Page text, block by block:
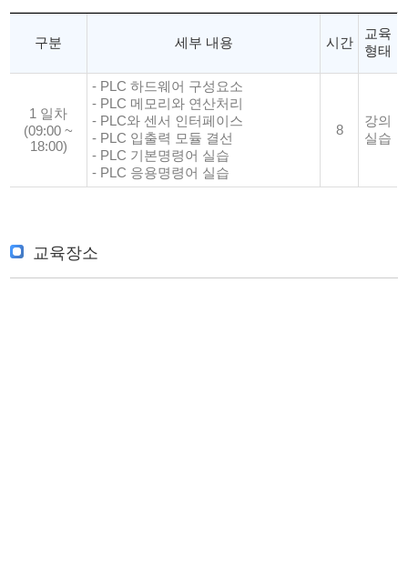
구분 세부 내용 시간
교육
형태
1 일차
(09:00 ~
18:00)
- PLC 하드웨어 구성요소
- PLC 메모리와 연산처리
- PLC와 센서 인터페이스
- PLC 입출력 모듈 결선
- PLC 기본명령어 실습
- PLC 응용명령어 실습
8
강의
실습
교육장소